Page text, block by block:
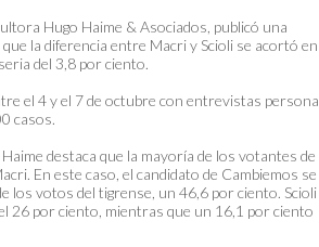
Hugo Haime & Asociados, publicó una
la diferencia entre Macri y Scioli se acortó
del 3,8 por ciento.
el 4 y el 7 de octubre con entrevistas
casos.
destaca que la mayoría de los votantes de
En este caso, el candidato de Cambiemos se
los votos del tigrense, un 46,6 por ciento. Scioli
26 por ciento, mientras que un 16,1 por ciento